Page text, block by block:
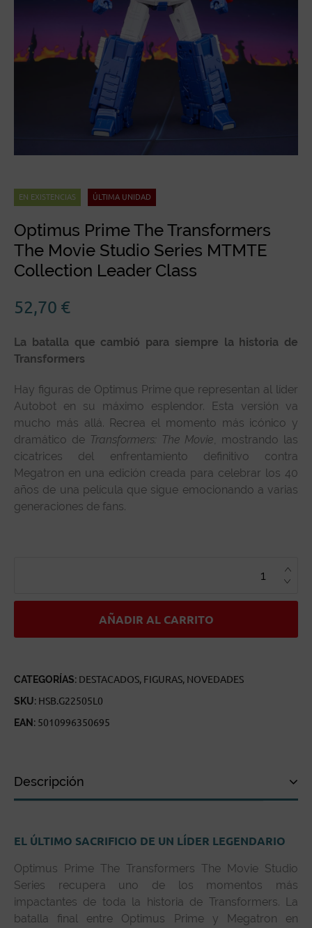
EN EXISTENCIAS ÚLTIMA UNIDAD
Optimus Prime The Transformers
The Movie Studio Series MTMTE
Collection Leader Class
52,70 €
La batalla que cambió para siempre la historia de
Transformers
Hay figuras de Optimus Prime que representan al líder
Autobot en su máximo esplendor. Esta versión va
mucho más allá. Recrea el momento más icónico y
dramático de Transformers: The Movie, mostrando las
cicatrices del enfrentamiento definitivo contra
Megatron en una edición creada para celebrar los 40
años de una película que sigue emocionando a varias
generaciones de fans.
MOVIE
CANTIDAD
AÑADIR AL CARRITO
CATEGORÍAS: DESTACADOS, FIGURAS, NOVEDADES
SKU: HSB.G22505L0
EAN: 5010996350695
Descripción
Especificaciones técnicas
Reseñas de clientes
EL ÚLTIMO SACRIFICIO DE UN LÍDER LEGENDARIO
Optimus Prime The Transformers The Movie Studio
Series recupera uno de los momentos más
impactantes de toda la historia de Transformers. La
batalla final entre Optimus Prime y Megatron en